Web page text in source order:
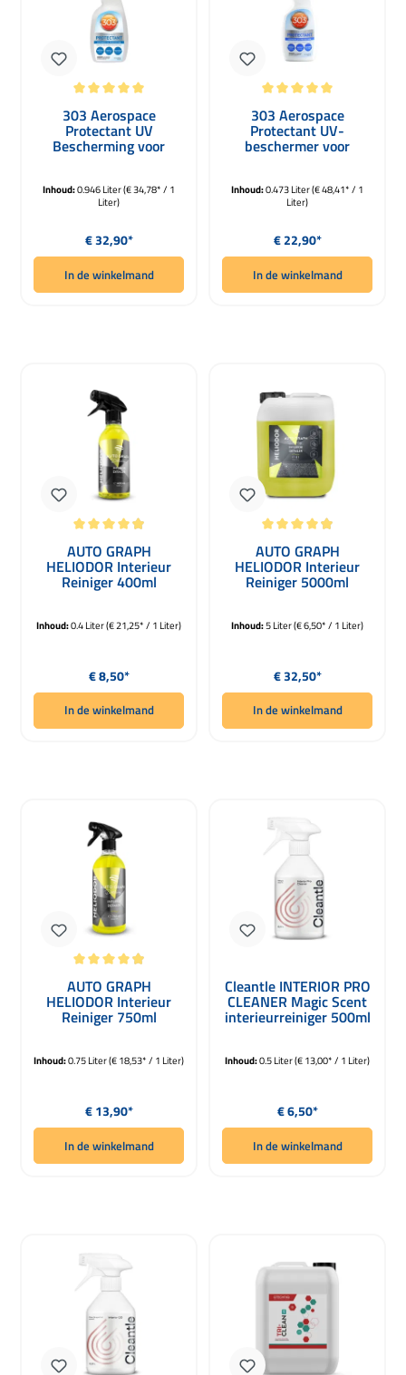
303 Aerospace
Protectant UV
Bescherming voor
Kunststof, Rubber,
Inhoud:0.946 Liter(€ 34,78* / 1
Liter)
Normale prijs:
€ 32,90*
In de winkelmand
303 Aerospace
Protectant UV-
beschermer voor
Inhoud:0.473 Liter(€ 48,41* / 1
Liter)
Normale prijs:
€ 22,90*
In de winkelmand
AUTO GRAPH
HELIODOR Interieur
Reiniger 400ml
Inhoud:0.4 Liter(€ 21,25* / 1 Liter)
Normale prijs:
€ 8,50*
In de winkelmand
AUTO GRAPH
HELIODOR Interieur
Reiniger 5000ml
Inhoud:5 Liter(€ 6,50* / 1 Liter)
Normale prijs:
€ 32,50*
In de winkelmand
Gemiddelde waardering van 4.89 van 5 sterren
AUTO GRAPH
HELIODOR Interieur
Reiniger 750ml
Inhoud:0.75 Liter(€ 18,53* / 1 Liter)
Normale prijs:
€ 13,90*
In de winkelmand
Cleantle INTERIOR PRO
CLEANER Magic Scent
interieurreiniger 500ml
Inhoud:0.5 Liter(€ 13,00* / 1 Liter)
Normale prijs:
€ 6,50*
In de winkelmand